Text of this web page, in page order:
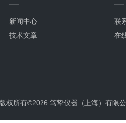
新闻中心
技术文章
联
在
版权所有©2026 笃挚仪器（上海）有限